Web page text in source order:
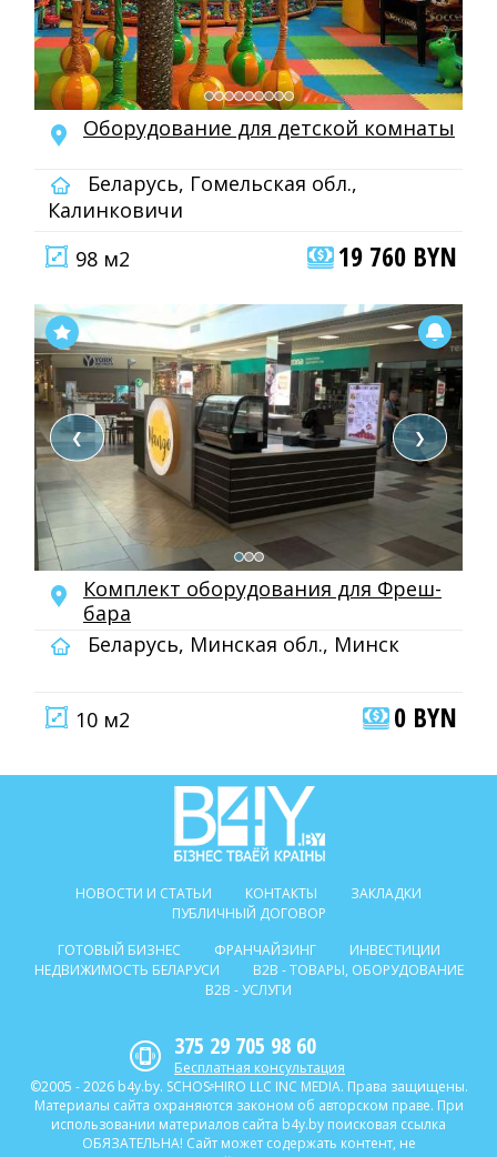
Оборудование для детской комнаты
Беларусь, Гомельская обл.,
Калинковичи
98 м2
19 760 BYN
❮ ❯
Комплект оборудования для Фреш-
бара
Беларусь, Минская обл., Минск
10 м2 0 BYN
НОВОСТИ И СТАТЬИ КОНТАКТЫ
ЗАКЛАДКИ
ПУБЛИЧНЫЙ ДОГОВОР
ГОТОВЫЙ БИЗНЕС
ФРАНЧАЙЗИНГ
ИНВЕСТИЦИИ
НЕДВИЖИМОСТЬ БЕЛАРУСИ
B2B - ТОВАРЫ, ОБОРУДОВАНИЕ
B2B - УСЛУГИ
375 29 705 98 60
Бесплатная консультация
©2005 - 2026 b4y.by. SCHOSᶳHIRO LLC INC MEDIA. Права защищены.
Материалы сайта охраняются законом об авторском праве. При
использовании материалов сайта b4y.by поисковая ссылка
ОБЯЗАТЕЛЬНА! Сайт может содержать контент, не